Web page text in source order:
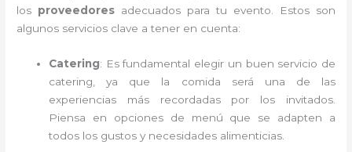
los proveedores adecuados para tu evento. Estos son
algunos servicios clave a tener en cuenta:
Catering: Es fundamental elegir un buen servicio de
catering, ya que la comida será una de las
experiencias más recordadas por los invitados.
Piensa en opciones de menú que se adapten a
todos los gustos y necesidades alimenticias.